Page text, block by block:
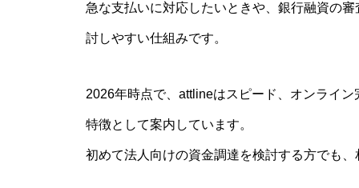
急な支払いに対応したいときや、銀行融資の
討しやすい仕組みです。
2026年時点で、attlineはスピード、オンライ
特徴として案内しています。
初めて法人向けの資金調達を検討する方でも